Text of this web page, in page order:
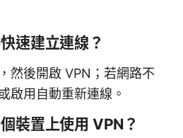
速建立連線？
然後開啟 VPN；若網路不
啟用自動重新連線。
裝置上使用 VPN？